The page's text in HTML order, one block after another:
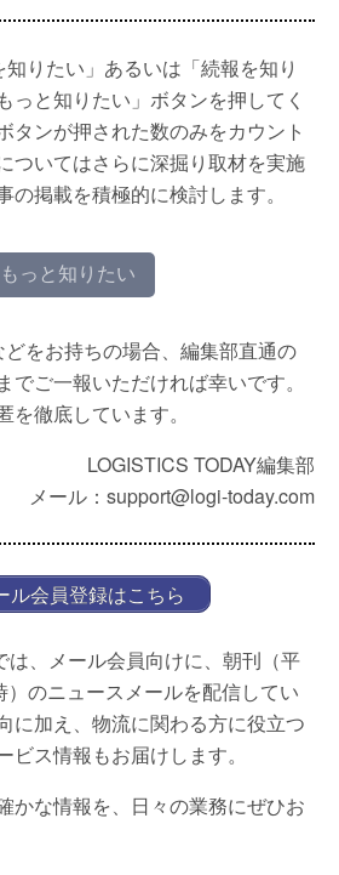
りたい」あるいは「続報を知り
っと知りたい」ボタンを押してく
タンが押された数のみをカウント
ついてはさらに深掘り取材を実施
の掲載を積極的に検討します。
もっと知りたい
をお持ちの場合、編集部直通の
でご一報いただければ幸いです。
徹底しています。
LOGISTICS TODAY編集部
メール：support@logi-today.com
ル会員登録はこちら
は、メール会員向けに、朝刊（平
）のニュースメールを配信してい
に加え、物流に関わる方に役立つ
ビス情報もお届けします。
かな情報を、日々の業務にぜひお